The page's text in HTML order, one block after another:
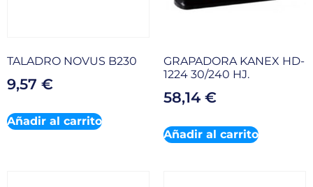
TALADRO NOVUS B230
9,57 €
Añadir al carrito
GRAPADORA KANEX HD-
1224 30/240 HJ.
58,14 €
Añadir al carrito